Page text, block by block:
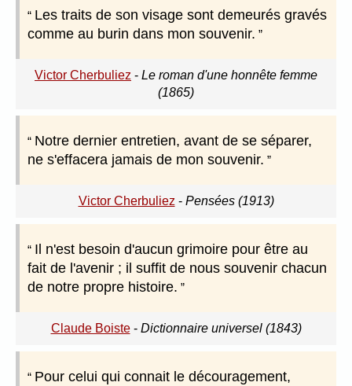
Les traits de son visage sont demeurés gravés
comme au burin dans mon souvenir.
Victor Cherbuliez - Le roman d'une honnête femme
(1865)
Notre dernier entretien, avant de se séparer,
ne s'effacera jamais de mon souvenir.
Victor Cherbuliez - Pensées (1913)
Il n'est besoin d'aucun grimoire pour être au
fait de l'avenir ; il suffit de nous souvenir chacun
de notre propre histoire.
Claude Boiste- Dictionnaire universel (1843)
Pour celui qui connait le découragement,